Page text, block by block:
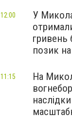
У
гривень
позик
12:00
На
11:15